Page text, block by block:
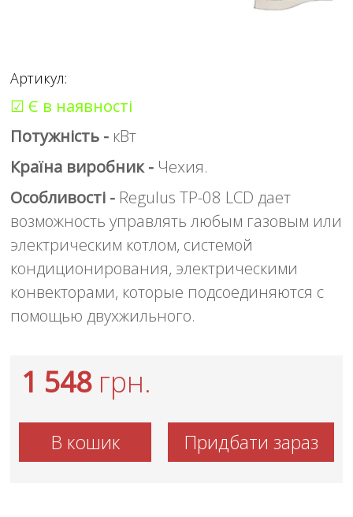
Артикул:
☑ Є в наявності
Потужність - кВт
Країна виробник - Чехия.
Особливості - Regulus TP-08 LCD дает
возможность управлять любым газовым или
электрическим котлом, системой
кондиционирования, электрическими
конвекторами, которые подсоединяются с
помощью двухжильного.
1 548грн.
В кошик Придбати зараз